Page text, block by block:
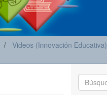
Videos (Innovación Educativa)